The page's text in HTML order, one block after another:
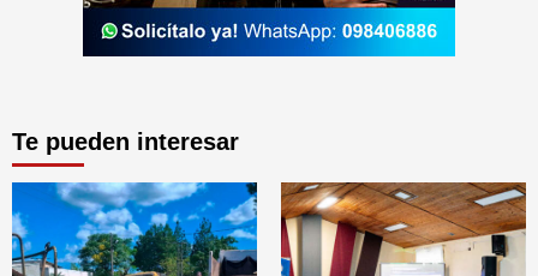
Te pueden interesar